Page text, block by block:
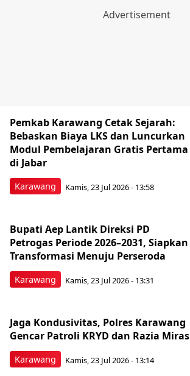
Karawang
Pemkab Karawang Cetak Sejarah:
Bebaskan Biaya LKS dan Luncurkan
Modul Pembelajaran Gratis Pertama
di Jabar
Kamis, 23 Jul 2026 - 13:58
Karawang
Bupati Aep Lantik Direksi PD
Petrogas Periode 2026–2031, Siapkan
Transformasi Menuju Perseroda
Kamis, 23 Jul 2026 - 13:31
Karawang
Jaga Kondusivitas, Polres Karawang
Gencar Patroli KRYD dan Razia Miras
Kamis, 23 Jul 2026 - 13:14